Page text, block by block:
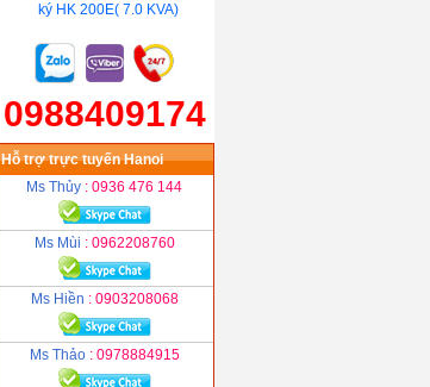
ký HK 200E( 7.0 KVA)
0988409174
Hỗ trợ trực tuyến Hanoi
Ms Thủy : 0936 476 144
Ms Mùi : 0962208760
Ms Hiền : 0903208068
Ms Thảo : 0978884915